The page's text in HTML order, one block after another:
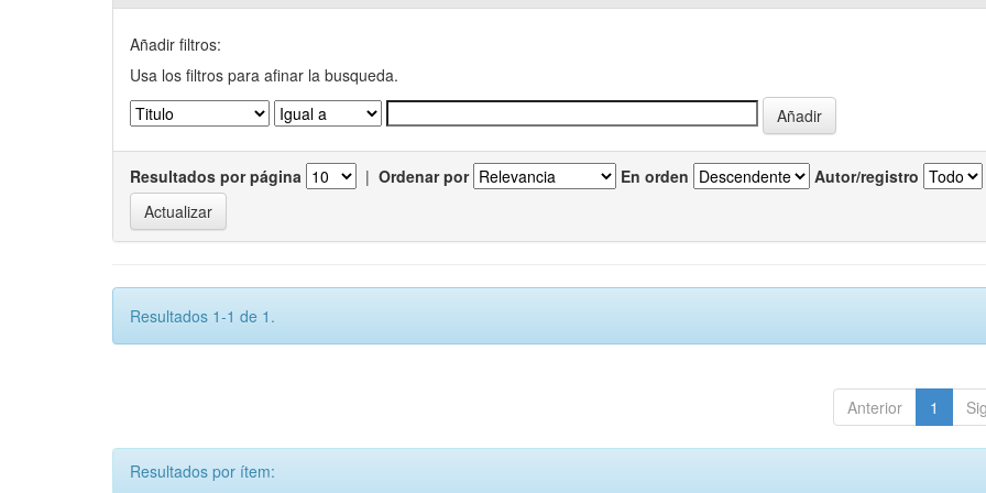
Añadir filtros:
Usa los filtros para afinar la busqueda.
Resultados por página | Ordenar por En orden Autor/registro
Resultados 1-1 de 1.
Anterior 1
Resultados por ítem: